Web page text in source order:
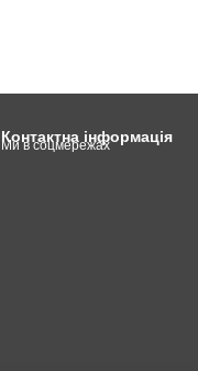
Контактна інформація
Ми в соцмережах